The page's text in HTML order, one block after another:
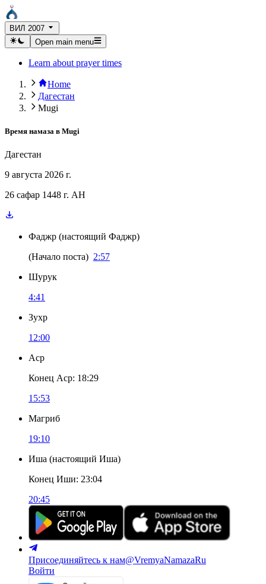
ВИЛ 2007
Open main menu
Learn about prayer times
Home
Дагестан
Mugi
Время намаза в Mugi
Дагестан
9 августа 2026 г.
26 сафар 1448 г. AH
Фаджр (настоящий Фаджр)
(Начало поста) 2:57
Шурук
4:41
Зухр
12:00
Аср
Конец Аср: 18:29
15:53
Магриб
19:10
Иша (настоящий Иша)
Конец Иши: 23:04
20:45
Присоединяйтесь к нам@VremyaNamazaRu
Войти